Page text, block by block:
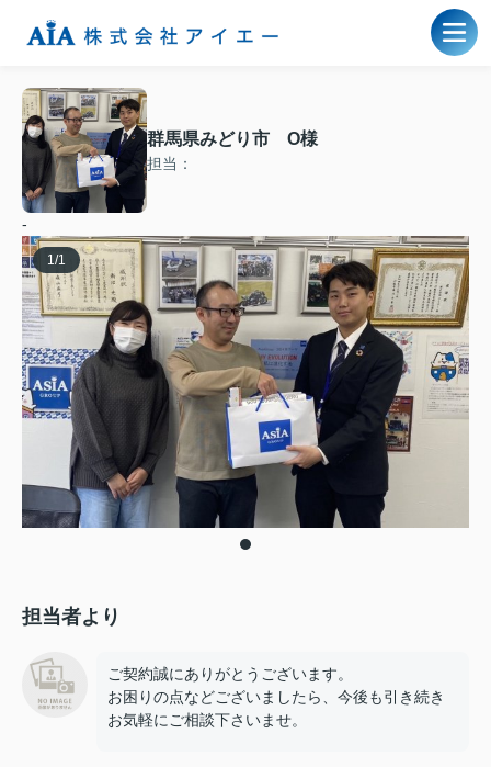
群馬県みどり市 O様
担当：
-
1 /1
担当者より
ご契約誠にありがとうございます。
お困りの点などございましたら、今後も引き続き
お気軽にご相談下さいませ。